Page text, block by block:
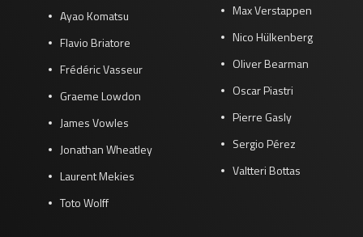
Ayao Komatsu
Flavio Briatore
Frédéric Vasseur
Graeme Lowdon
James Vowles
Jonathan Wheatley
Laurent Mekies
Toto Wolff
Max Verstappen
Nico Hülkenberg
Oliver Bearman
Oscar Piastri
Pierre Gasly
Sergio Pérez
Valtteri Bottas